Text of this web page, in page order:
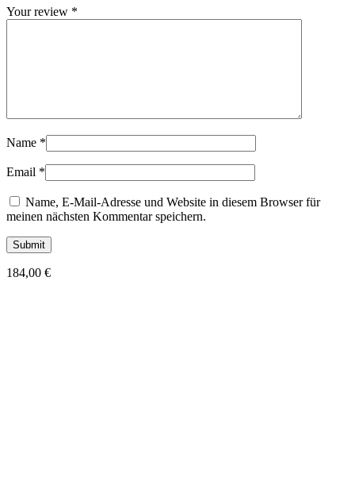
Your review *
Name *
Email *
Name, E-Mail-Adresse und Website in diesem Browser für
meinen nächsten Kommentar speichern.
184,00 €